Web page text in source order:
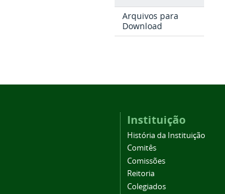
Arquivos para
Download
Instituição
História da Instituição
Comitês
Comissões
Reitoria
Colegiados